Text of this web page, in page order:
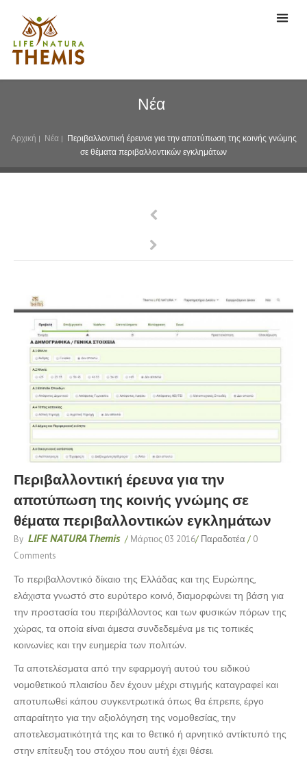
Νέα
Αρχική | Νέα | Περιβαλλοντική έρευνα για την αποτύπωση της κοινής γνώμης
σε θέματα περιβαλλοντικών εγκλημάτων
Περιβαλλοντική έρευνα για την
αποτύπωση της κοινής γνώμης σε
θέματα περιβαλλοντικών εγκλημάτων
By LIFE NATURA Themis / Μάρτιος 03 2016/ Παραδοτέα / 0
Comments
Το περιβαλλοντικό δίκαιο της Ελλάδας και της Ευρώπης,
ελάχιστα γνωστό στο ευρύτερο κοινό, διαμορφώνει τη βάση για
την προστασία του περιβάλλοντος και των φυσικών πόρων της
χώρας, τα οποία είναι άμεσα συνδεδεμένα με τις τοπικές
κοινωνίες και την ευημερία των πολιτών.
Τα αποτελέσματα από την εφαρμογή αυτού του ειδικού
νομοθετικού πλαισίου δεν έχουν μέχρι στιγμής καταγραφεί και
αποτυπωθεί κάπου συγκεντρωτικά όπως θα έπρεπε, έργο
απαραίτητο για την αξιολόγηση της νομοθεσίας, την
αποτελεσματικότητά της και το θετικό ή αρνητικό αντίκτυπό της
στην επίτευξη του στόχου που αυτή έχει θέσει.